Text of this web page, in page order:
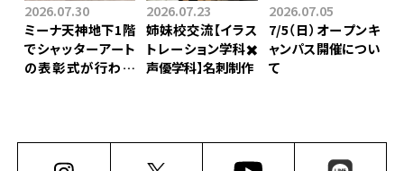
ミーナ天神地下1階
でシャッターアート
の表彰式が行われ
2026.07.30
姉妹校交流【イラス
トレーション学科✖️
声優学科】⁡名刺制作
2026.07.23
7/5（日）オープンキ
ャンパス開催につい
て
2026.07.05